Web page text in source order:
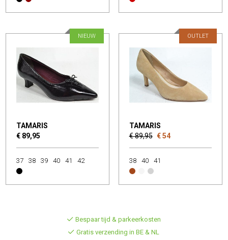
TAMARIS
€ 89,95
NIEUW
37 38 39 40 41 42
TAMARIS
€ 89,95 € 54
OUTLET
38 40 41
Bespaar tijd & parkeerkosten
Gratis verzending in BE & NL